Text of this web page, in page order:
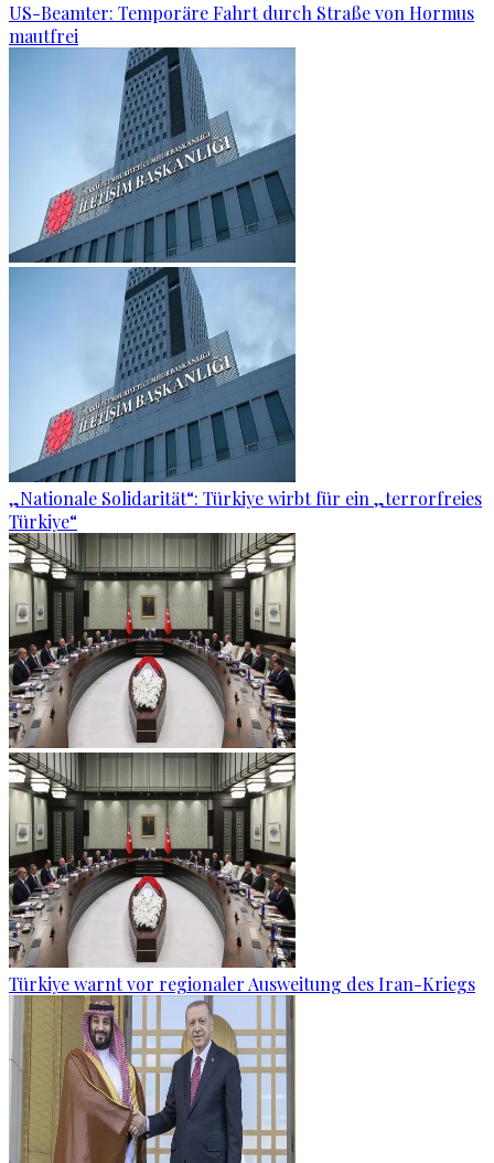
US-Beamter: Temporäre Fahrt durch Straße von Hormus
mautfrei
„Nationale Solidarität“: Türkiye wirbt für ein „terrorfreies
Türkiye“
Türkiye warnt vor regionaler Ausweitung des Iran-Kriegs